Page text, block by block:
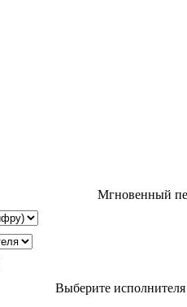
Мгновенный
Выберите